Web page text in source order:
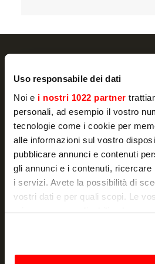
Uso responsabile dei dati
Noi e i nostri 1022 partner
personali, ad esempio il vostro
tecnologie come i cookie per
alle informazioni sul vostro
pubblicare annunci e contenuti
gli annunci e i contenuti, ricercare
i servizi. Avete la possibilità di
vostri dati e per quali scopi. Le
modificare o revocare il proprio
momento dalla Dichiarazione sui
NEWSLETTER
Actualité et promotions,
votre boîte e-mail
Je déclare avoir lu la notice
traitement de mes données à